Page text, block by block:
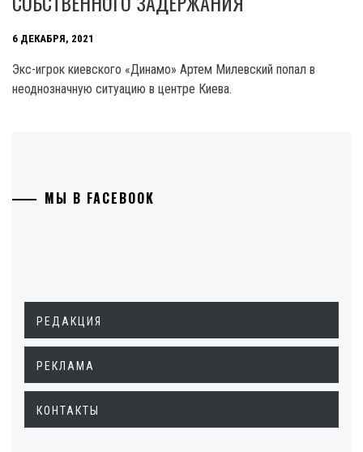
6 ДЕКАБРЯ, 2021
Экс-игрок киевского «Динамо» Артем Милевский попал в
неоднозначную ситуацию в центре Киева.
МЫ В FACEBOOK
РЕДАКЦИЯ
РЕКЛАМА
КОНТАКТЫ